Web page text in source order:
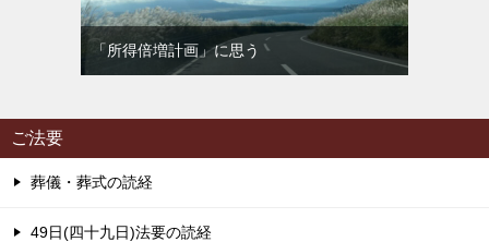
「所得倍増計画」に思う
ご法要
葬儀・葬式の読経
49日(四十九日)法要の読経